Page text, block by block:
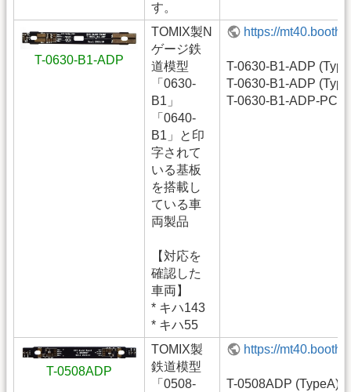
す。
T-0630-B1-ADP
TOMIX製N
ゲージ鉄
道模型
「0630-
B1」
「0640-
B1」と印
字されて
いる基板
を搭載し
ている車
両製品
【対応を
確認した
車両】
* キハ143
* キハ55
https://
T-0630-B1-ADP
T-0630-B1-ADP
T-0630-B1-ADP-PCB
T-0508ADP
TOMIX製
鉄道模型
「0508-
https://
T-0508ADP (TypeA)